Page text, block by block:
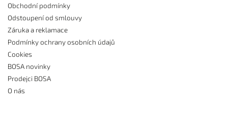
Obchodní podmínky
Odstoupení od smlouvy
Záruka a reklamace
Podmínky ochrany osobních údajů
Cookies
BOSA novinky
Prodejci BOSA
O nás